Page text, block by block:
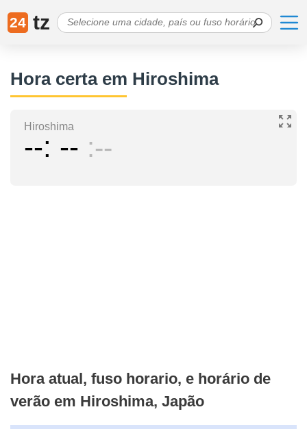
24 tz
Hora certa em Hiroshima
Hiroshima
-- -- --
Hora atual, fuso horario, e horário de
verão em Hiroshima, Japão